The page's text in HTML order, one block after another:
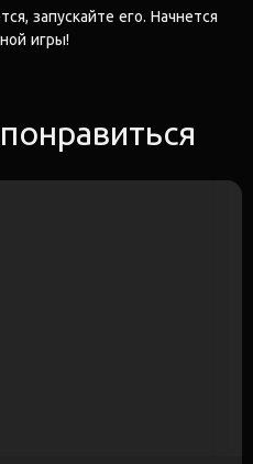
запускайте его. Начнется
игры!